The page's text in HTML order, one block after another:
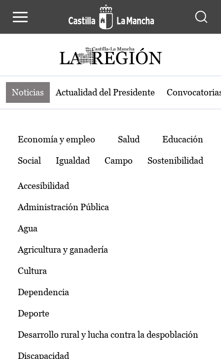
Noticias de la región de Castilla-La
Noticias Actualidad del Presidente
Temas
Economía y empleo Salud Educación
Social Igualdad Campo Sostenibilidad
Accesibilidad
Administración Pública
Agua
Agricultura y ganadería
Cultura
Dependencia
Deporte
Desarrollo rural y lucha contra la despoblación
Discapacidad